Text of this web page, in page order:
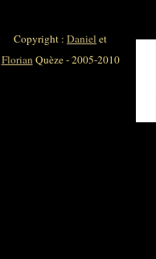
Copyright : Daniel et
FlorianQuèze - 2005-2010